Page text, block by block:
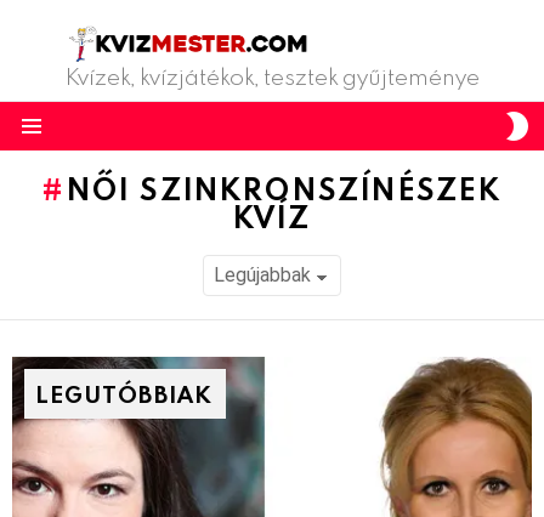
Kvízek, kvízjátékok, tesztek gyűjteménye
NŐI SZINKRONSZÍNÉSZEK
KVÍZ
LEGUTÓBBIAK